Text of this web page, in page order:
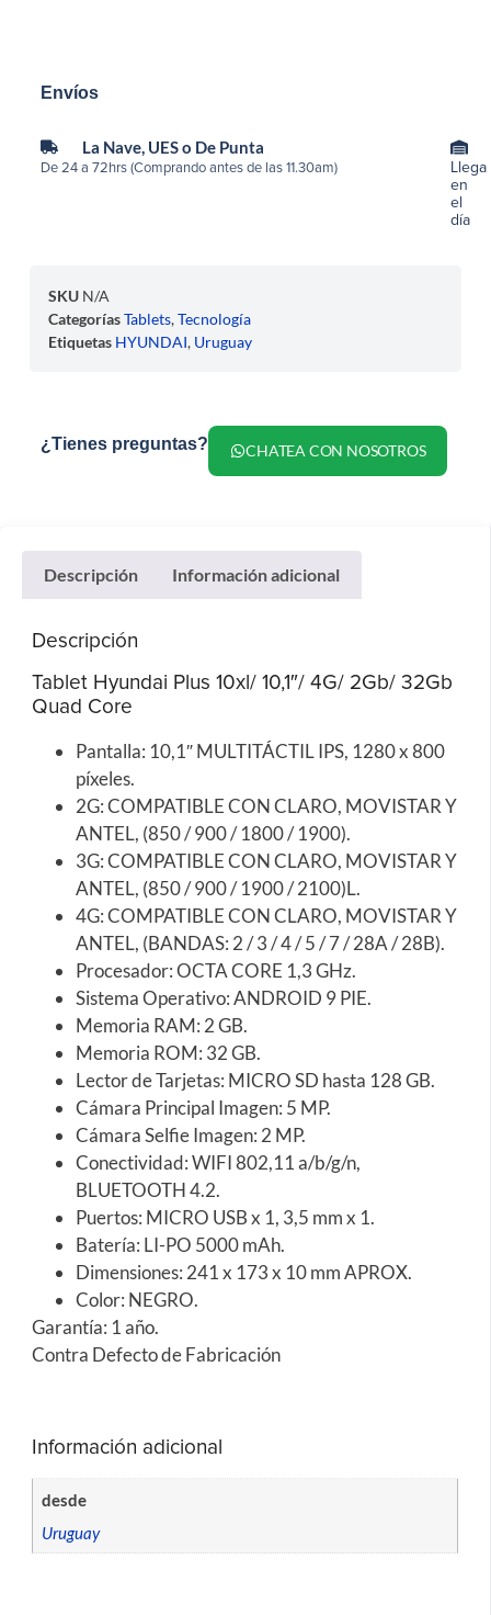
Envíos
La Nave, UES o De Punta
De 24 a 72hrs (Comprando antes de las 11.30am)
Llega
en
el
día
SKU N/A
CategoríasTablets,Tecnología
Etiquetas HYUNDAI, Uruguay
¿Tienes preguntas? CHATEA CON NOSOTROS
Descripción Información adicional
Descripción
Tablet Hyundai Plus 10xl/ 10,1″/ 4G/ 2Gb/ 32Gb
Quad Core
Pantalla: 10,1″ MULTITÁCTIL IPS, 1280 x 800
píxeles.
2G: COMPATIBLE CON CLARO, MOVISTAR Y
ANTEL, (850 / 900 / 1800 / 1900).
3G: COMPATIBLE CON CLARO, MOVISTAR Y
ANTEL, (850 / 900 / 1900 / 2100)L.
4G: COMPATIBLE CON CLARO, MOVISTAR Y
ANTEL, (BANDAS: 2 / 3 / 4 / 5 / 7 / 28A / 28B).
Procesador: OCTA CORE 1,3 GHz.
Sistema Operativo: ANDROID 9 PIE.
Memoria RAM: 2 GB.
Memoria ROM: 32 GB.
Lector de Tarjetas: MICRO SD hasta 128 GB.
Cámara Principal Imagen: 5 MP.
Cámara Selfie Imagen: 2 MP.
Conectividad: WIFI 802,11 a/b/g/n,
BLUETOOTH 4.2.
Puertos: MICRO USB x 1, 3,5 mm x 1.
Batería: LI-PO 5000 mAh.
Dimensiones: 241 x 173 x 10 mm APROX.
Color: NEGRO.
Garantía: 1 año.
Contra Defecto de Fabricación
Información adicional
desde
Uruguay